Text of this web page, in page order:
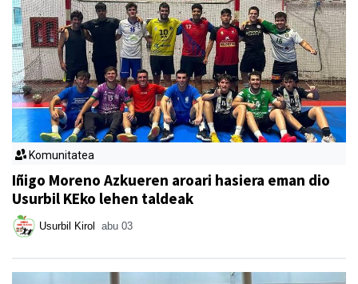
Komunitatea
Iñigo Moreno Azkueren aroari hasiera eman dio
Usurbil KEko lehen taldeak
Usurbil Kirol abu 03